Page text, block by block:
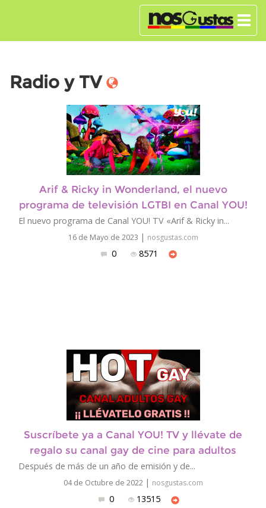
Radio y TV
Arif & Ricky in Wonderland, el nuevo
programa de televisión LGTBI en Canal YOU!
El nuevo programa de Canal YOU! TV «Arif & Ricky in...
16 de Mayo de 2023 | nosgustas.com
0 8571
Suscríbete ya a Canal YOU! TV y llévate de
regalo su canal gay de cine para adultos
Después de más de un año de emisión y de...
04 de Octubre de 2022 | nosgustas.com
0 13515